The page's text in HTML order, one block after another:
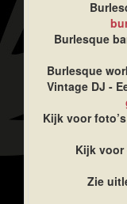
Burlesque
Burlesque
Vintage DJ -
Kijk voor
Kijk voor
Zie